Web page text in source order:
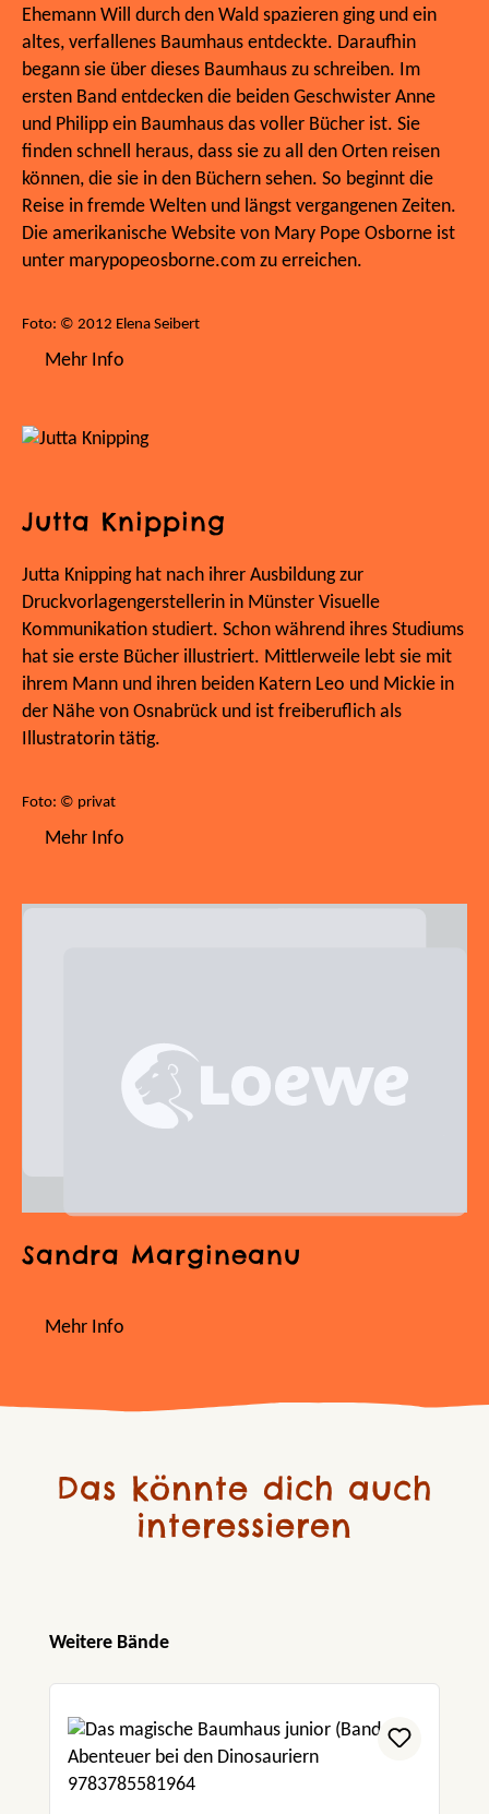
Ehemann Will durch den Wald spazieren ging und ein
altes, verfallenes Baumhaus entdeckte. Daraufhin
begann sie über dieses Baumhaus zu schreiben. Im
ersten Band entdecken die beiden Geschwister Anne
und Philipp ein Baumhaus das voller Bücher ist. Sie
finden schnell heraus, dass sie zu all den Orten reisen
können, die sie in den Büchern sehen. So beginnt die
Reise in fremde Welten und längst vergangenen Zeiten.
Die amerikanische Website von Mary Pope Osborne ist
unter marypopeosborne.com zu erreichen.
Foto: © 2012 Elena Seibert
Mehr Info
Jutta Knipping
Jutta Knipping hat nach ihrer Ausbildung zur
Druckvorlagengerstellerin in Münster Visuelle
Kommunikation studiert. Schon während ihres Studiums
hat sie erste Bücher illustriert. Mittlerweile lebt sie mit
ihrem Mann und ihren beiden Katern Leo und Mickie in
der Nähe von Osnabrück und ist freiberuflich als
Illustratorin tätig.
Foto: © privat
Mehr Info
Sandra Margineanu
Mehr Info
Das könnte dich auch
interessieren
Produktgalerie überspringen
Weitere Bände